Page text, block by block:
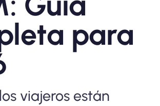
Nomad
para
viajeros están